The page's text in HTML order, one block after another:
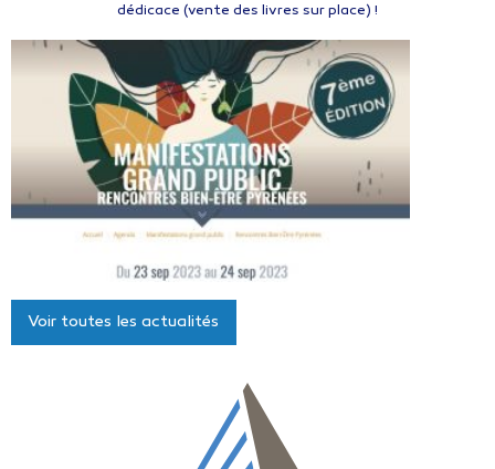
dédicace (vente des livres sur place) !
Voir toutes les actualités